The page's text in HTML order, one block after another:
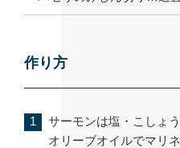
作り方
サーモンは塩・こしょ
オリーブオイルでマリ